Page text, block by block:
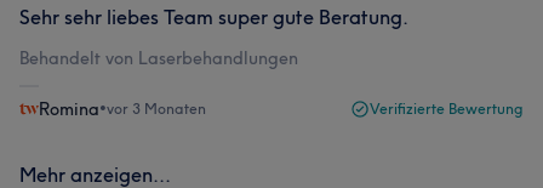
Sehr sehr liebes Team super gute Beratung.
Behandelt von Laserbehandlungen
Romina•vor 3 Monaten Verifizierte Bewertung
Mehr anzeigen...